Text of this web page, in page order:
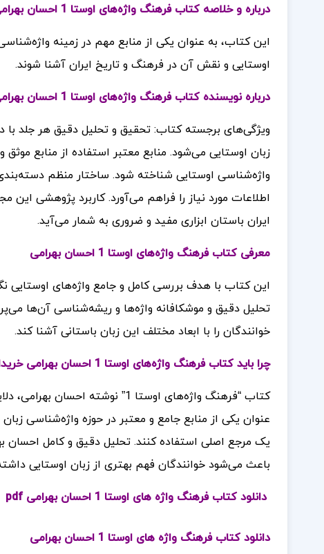
درباره و خلاصه کتاب فرهنگ واژه‌های اوستا 1 احسان بهرامی
این کتاب، به عنوان یکی از منابع مهم در زمینه
اوستایی و نقش آن در فرهنگ و تاریخ ایران آشنا شوند.
درباره نویسنده کتاب فرهنگ واژه‌های اوستا 1 احسان بهرامی
ویژگی‌های برجسته کتاب: تحقیق و تحلیل دقیق هر جلد با
زبان اوستایی می‌شود. منابع معتبر استفاده از منابع
واژه‌شناسی اوستایی شناخته شود. ساختار منظم
اطلاعات مورد نیاز را فراهم می‌آورد. کاربرد پژوهشی این
ایران باستان ابزاری مفید و ضروری به شمار می‌آید.
معرفی کتاب فرهنگ واژه‌های اوستا 1 احسان بهرامی
این کتاب با هدف بررسی کامل و جامع واژه‌های اوستایی
تحلیل دقیق و موشکافانه واژه‌ها و ریشه‌شناسی آن‌ها
خوانندگان را با ابعاد مختلف این زبان باستانی آشنا کند.
چرا باید کتاب فرهنگ واژه‌های اوستا 1 احسان بهرامی خریداری کنیم؟
کتاب “فرهنگ واژه‌های اوستا 1”
عنوان یکی از منابع جامع و معتبر در حوزه واژه‌شناسی
یک مرجع اصلی استفاده کنند. تحلیل دقیق و کامل احسان
باعث می‌شود خوانندگان فهم بهتری از زبان اوستایی
دانلود کتاب فرهنگ واژه های اوستا 1 احسان بهرامی pdf
دانلود کتاب فرهنگ واژه های اوستا 1 احسان بهرامی